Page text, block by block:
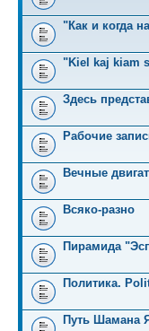
"Как и когда
"Kiel kaj kiam
Здесь
Рабочие
Вечные
Всяко-разно
Пирамида
Политика.
Путь Шамана